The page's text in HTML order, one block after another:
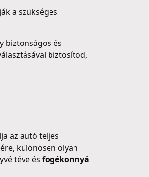
a szükséges
biztonságos és
biztosítod,
az autó teljes
különösen olyan
téve és fogékonnyá